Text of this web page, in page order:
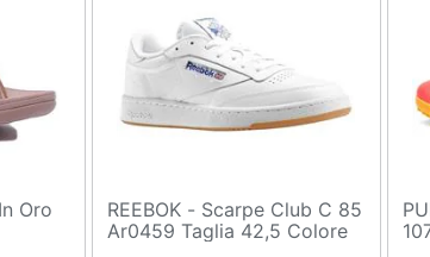
REEBOK - Scarpe Club C 85
Ar0459 Taglia 42,5 Colore
PUMA -